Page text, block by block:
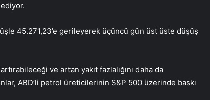
45.271,23’e gerileyerek üçüncü gün üst üste düşüş
ve artan yakıt fazlalığını daha da
ABD’li petrol üreticilerinin S&P 500 üzerinde baskı